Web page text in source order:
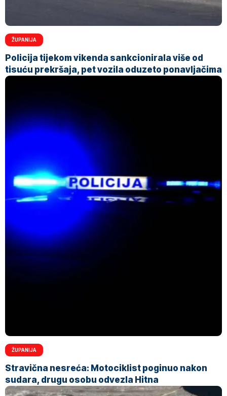
ŽUPANIJA
Policija tijekom vikenda sankcionirala više od
tisuću prekršaja, pet vozila oduzeto ponavljačima
ŽUPANIJA
Stravična nesreća: Motociklist poginuo nakon
sudara, drugu osobu odvezla Hitna